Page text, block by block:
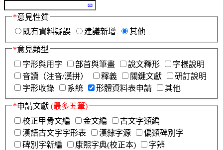
*意見性質
既有資料疑誤
建議新增 其他
*意見類型
字形與用字
部首與筆畫 說文釋形
字樣說明
音讀（注音/漢拼）
釋義 關鍵文獻
研訂說明
字形收錄
系統 形體資料表申請 其他
*申請文獻 (最多五筆)
校正甲骨文編
金文編
古文字類編
漢語古文字字形表
漢隸字源
偏類碑別字
碑別字新編
康熙字典(校正本)
字辨